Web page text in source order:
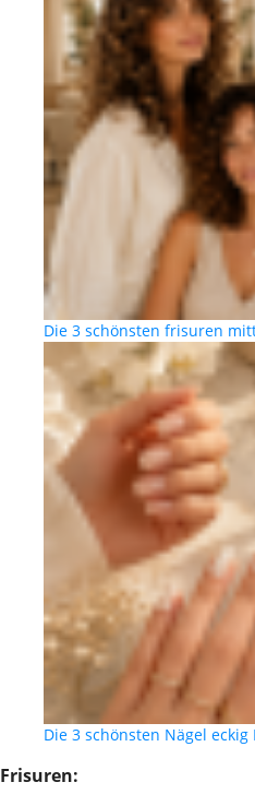
Die 3 schönsten frisuren
Die 3 schönsten Nägel
Frisuren: